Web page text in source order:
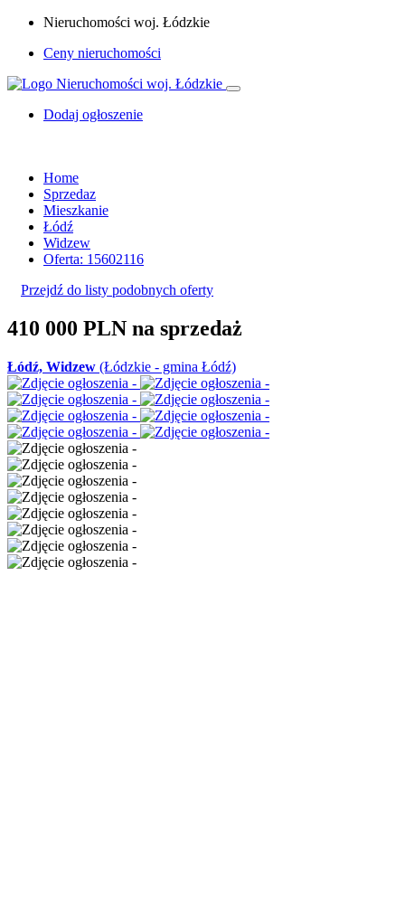
Nieruchomości woj. Łódzkie
Ceny nieruchomości
Dodaj ogłoszenie
Home
Sprzedaz
Mieszkanie
Łódź
Widzew
Oferta: 15602116
Przejdź do listy podobnych oferty
410 000 PLN na sprzedaż
Łódź, Widzew (Łódzkie - gmina Łódź)